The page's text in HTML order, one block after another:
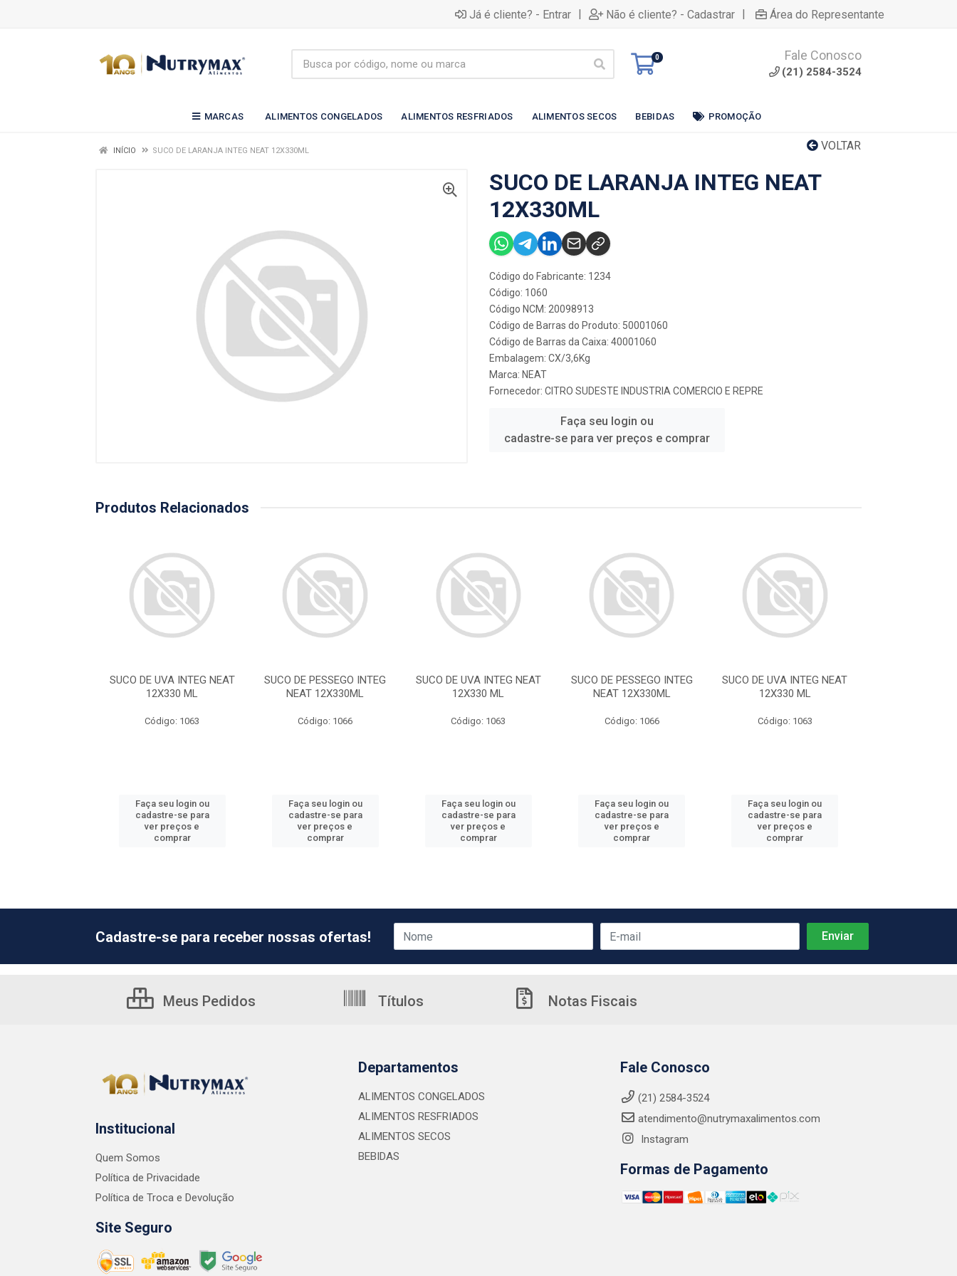
Já é cliente? - Entrar | Não é cliente? - Cadastrar | Área do Representante
0 Fale Conosco
(21) 2584-3524
MARCAS ALIMENTOS CONGELADOS ALIMENTOS RESFRIADOS ALIMENTOS SECOS BEBIDAS PROMOÇÃO
VOLTAR
INÍCIO SUCO DE LARANJA INTEG NEAT 12X330ML
SUCO DE LARANJA INTEG NEAT
12X330ML
Código do Fabricante: 1234
Código: 1060
Código NCM: 20098913
Código de Barras do Produto: 50001060
Código de Barras da Caixa: 40001060
Embalagem: CX/3,6Kg
Marca: NEAT
Fornecedor: CITRO SUDESTE INDUSTRIA COMERCIO E REPRE
Faça seu login ou
cadastre-se para ver preços e comprar
Produtos Relacionados
SUCO DE UVA INTEG NEAT
12X330 ML
Código: 1063
Faça seu login ou
cadastre-se para
ver preços e
comprar
SUCO DE PESSEGO INTEG
NEAT 12X330ML
Código: 1066
Faça seu login ou
cadastre-se para
ver preços e
comprar
SUCO DE UVA INTEG NEAT
12X330 ML
Código: 1063
Faça seu login ou
cadastre-se para
ver preços e
comprar
SUCO DE PESSEGO INTEG
NEAT 12X330ML
Código: 1066
Faça seu login ou
cadastre-se para
ver preços e
comprar
SUCO DE UVA INTEG NEAT
12X330 ML
Código: 1063
Faça seu login ou
cadastre-se para
ver preços e
comprar
Cadastre-se para receber nossas ofertas!
Meus Pedidos Títulos Notas Fiscais
Institucional
Quem Somos
Política de Privacidade
Política de Troca e Devolução
Site Seguro
Departamentos
ALIMENTOS CONGELADOS
ALIMENTOS RESFRIADOS
ALIMENTOS SECOS
BEBIDAS
Fale Conosco
(21) 2584-3524
atendimento@nutrymaxalimentos.com
Instagram
Formas de Pagamento